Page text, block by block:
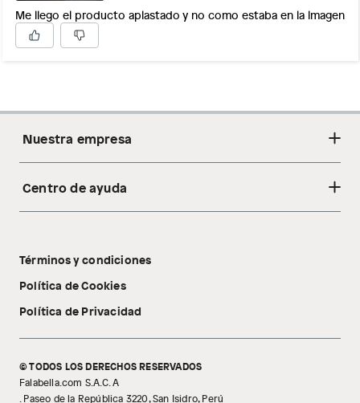
Me llego el producto aplastado y no como estaba en la lmagen
Nuestra empresa
Acerca de nosotros
Tecnología Pillow Walk
Centro de ayuda
Libro de reclamaciones
Términos y condiciones
Política de Cookies
Política de Privacidad
© TODOS LOS DERECHOS RESERVADOS
Falabella.com S.A.C. A
. Paseo de la República 3220, San Isidro, Perú